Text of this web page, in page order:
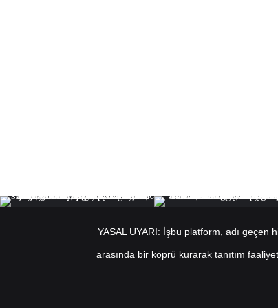
YASAL UYARI: İşbu platform, adı geçen
arasında bir köprü kurarak tanıtım